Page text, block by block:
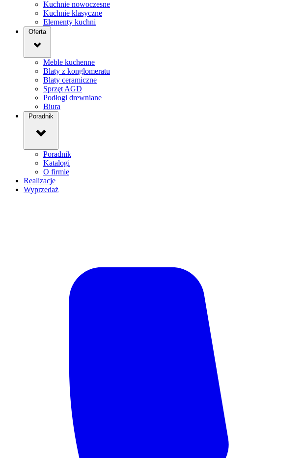
Kuchnie nowoczesne
Kuchnie klasyczne
Elementy kuchni
Oferta
Meble kuchenne
Blaty z konglomeratu
Blaty ceramiczne
Sprzęt AGD
Podłogi drewniane
Biura
Poradnik
Poradnik
Katalogi
O firmie
Realizacje
Wyprzedaż